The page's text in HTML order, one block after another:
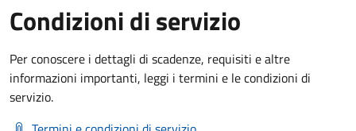
Condizioni di servizio
Per conoscere i dettagli di scadenze, requisiti e altre
informazioni importanti, leggi i termini e le condizioni di
servizio.